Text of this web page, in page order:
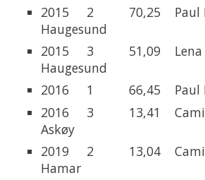
2015 2 70,25 Paul
Haugesund
2015 3 51,09 Lena
Haugesund
2016 1 66,45 Paul
2016 3 13,41
Askøy
2019 2 13,04
Hamar